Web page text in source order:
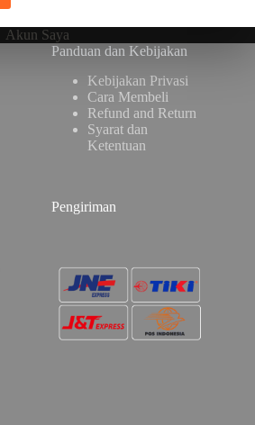
Akun Saya
Panduan dan Kebijakan
Kebijakan Privasi
Cara Membeli
Refund and Return
Syarat dan
Ketentuan
Pengiriman